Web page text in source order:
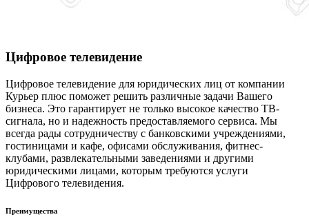
Цифровое телевидение
Цифровое телевидение для юридических лиц от компании
Курьер плюс поможет решить различные задачи Вашего
бизнеса. Это гарантирует не только высокое качество ТВ-
сигнала, но и надежность предоставляемого сервиса. Мы
всегда рады сотрудничеству с банковскими учреждениями,
гостиницами и кафе, офисами обслуживания, фитнес-
клубами, развлекательными заведениями и другими
юридическими лицами, которым требуются услуги
Цифрового телевидения.
Преимущества